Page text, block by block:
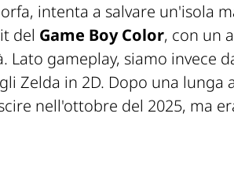
intenta a salvare un'isola
del Game Boy Color, con un
gameplay, siamo invece
Zelda in 2D. Dopo una lunga
nell'ottobre del 2025, ma